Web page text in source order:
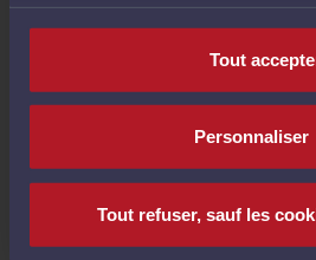
nécessaires au fonctionnement du
Tout
Personnaliser
Tout refuser, sauf les
Droit du travail